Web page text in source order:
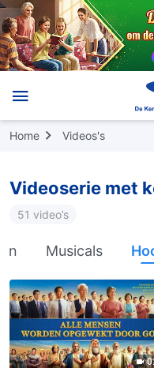
Home Videos's
Videoserie met
51 video’s
Musicals